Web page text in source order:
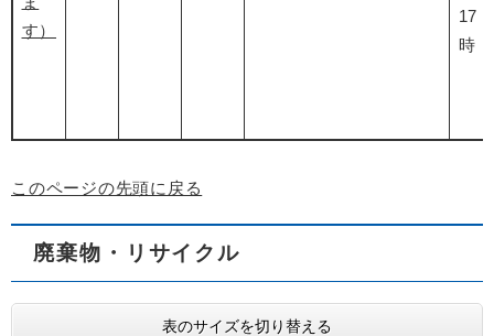
す）
17
時
このページの先頭に戻る
廃棄物・リサイクル
表のサイズを切り替える